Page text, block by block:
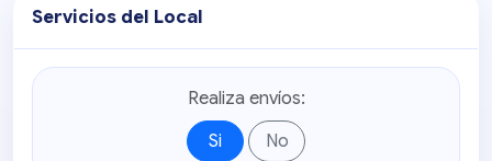
Servicios del Local
Realiza envíos:
Si
No